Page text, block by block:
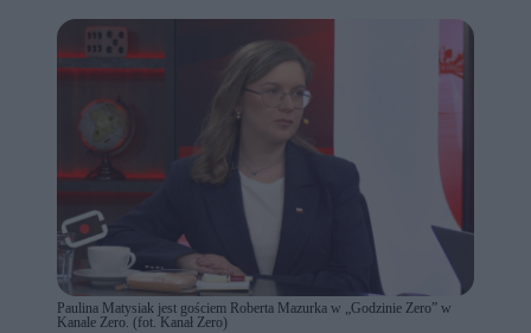
Paulina Matysiak jest gościem Roberta Mazurka w „Godzinie Zero” w
Kanale Zero. (fot. Kanał Zero)